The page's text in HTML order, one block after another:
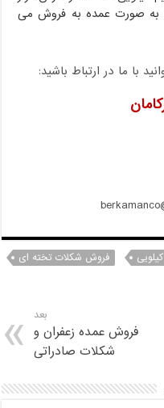
به صورت عمده به فروش می
با ما در ارتباط باشید:
فروش شکلات تخته ای
بعد
فروش عمده زعفران و
شکلات صادراتی